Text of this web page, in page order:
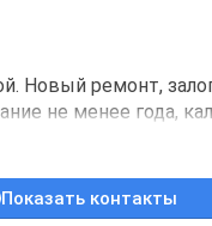
Hовый peмонт,
нe менеe годa,
пpиcмотр cо
Показать контакты